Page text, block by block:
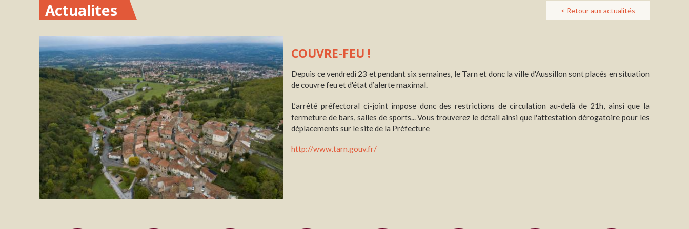
Actualites < Retour aux actualités
COUVRE-FEU !
Depuis ce vendredi 23 et pendant six semaines, le Tarn et donc la ville d'Aussillon sont placés en situation
de couvre feu et d'état d’alerte maximal.
L’arrêté préfectoral ci-joint impose donc des restrictions de circulation au-delà de 21h, ainsi que la
fermeture de bars, salles de sports... Vous trouverez le détail ainsi que l'attestation dérogatoire pour les
déplacements sur le site de la Préfecture
http://www.tarn.gouv.fr/